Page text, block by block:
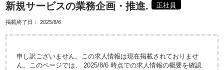
新規サービスの業務企画・推進. 正社員
掲載終了日： 2025/8/6
申し訳ございません。この求人情報は現在掲載されておりませ
ん。このページでは、 2025/8/6 時点での求人情報の概要を確認